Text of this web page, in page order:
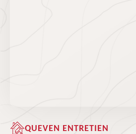
QUEVEN ENTRETIEN